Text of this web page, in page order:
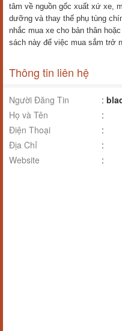
tâm về nguồn gốc xuất xứ xe,
dưỡng và thay thế phụ tùng
nhắc mua xe cho bản thân
sách này để việc mua sắm trở
Thông tin liên hệ
Người Đăng Tin :
Họ và Tên
:
Điện Thoại
:
Địa Chỉ
:
Website
: